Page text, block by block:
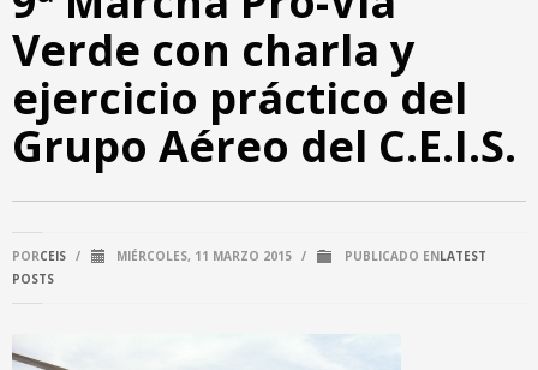
Verde con charla y
ejercicio práctico del
Grupo Aéreo del C.E.I.S.
PORCEIS / MIÉRCOLES, 11 MARZO 2015 / PUBLICADO ENLATEST
POSTS